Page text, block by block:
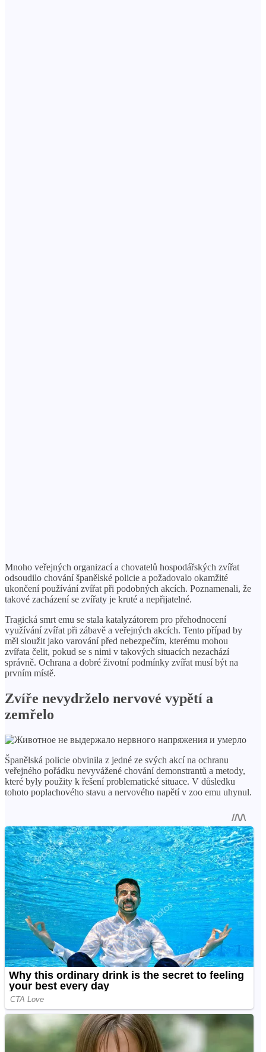
Mnoho veřejných organizací a chovatelů hospodářských zvířat
odsoudilo chování španělské policie a požadovalo okamžité
ukončení používání zvířat při podobných akcích. Poznamenali, že
takové zacházení se zvířaty je kruté a nepřijatelné.
Tragická smrt emu se stala katalyzátorem pro přehodnocení
využívání zvířat při zábavě a veřejných akcích. Tento případ by
měl sloužit jako varování před nebezpečím, kterému mohou
zvířata čelit, pokud se s nimi v takových situacích nezachází
správně. Ochrana a dobré životní podmínky zvířat musí být na
prvním místě.
Zvíře nevydrželo nervové vypětí a
zemřelo
Španělská policie obvinila z jedné ze svých akcí na ochranu
veřejného pořádku nevyvážené chování demonstrantů a metody,
které byly použity k řešení problematické situace. V důsledku
tohoto poplachového stavu a nervového napětí v zoo emu uhynul.